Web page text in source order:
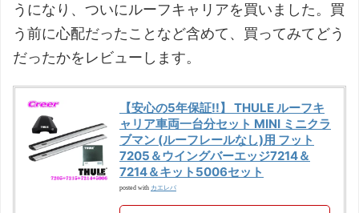
うになり、ついにルーフキャリアを買いました。買
う前に心配だったことなど含めて、買ってみてどう
だったかをレビューします。
【安心の5年保証!!】 THULE ルーフキ
ャリア車両一台分セット MINI ミニクラ
ブマン (ルーフレールなし)用 フット
7205＆ウイングバーエッジ7214＆
7214＆キット5006セット
posted with カエレバ